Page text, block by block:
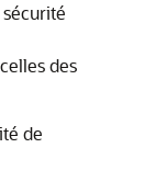
des
de